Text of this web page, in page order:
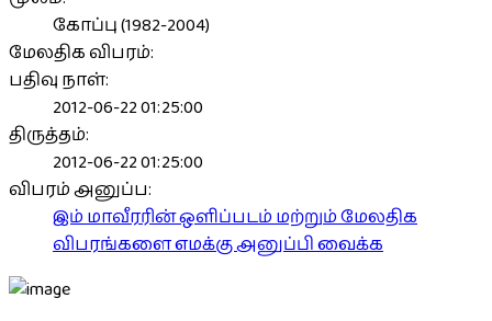
கோப்பு (1982-2004)
மேலதிக விபரம்:
பதிவு நாள்:
2012-06-22 01:25:00
திருத்தம்:
2012-06-22 01:25:00
விபரம் அனுப்ப:
இம் மாவீரரின் ஒளிப்படம் மற்றும் மேலதிக
விபரங்களை எமக்கு அனுப்பி வைக்க